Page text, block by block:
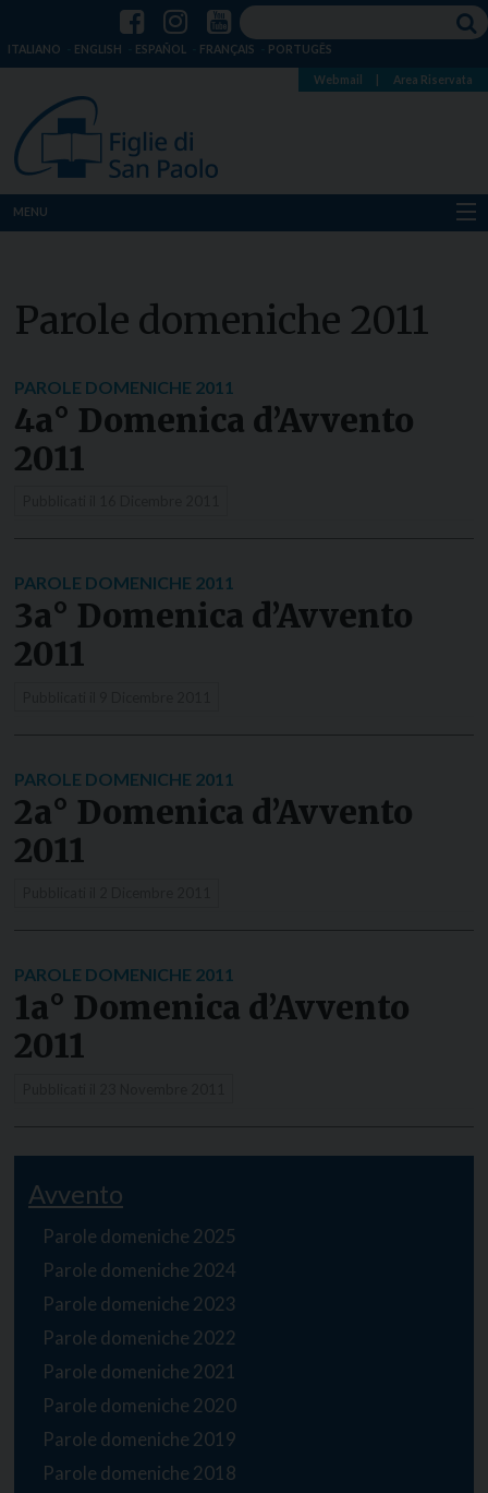
ITALIANO ENGLISH ESPAÑOL FRANÇAIS PORTUGÊS
Webmail Area Riservata
MENU
Dove siamo
Risorse
Media
Parole domeniche 2011
PAROLE DOMENICHE 2011
4a° Domenica d’Avvento
2011
PAROLE DOMENICHE 2011
3a° Domenica d’Avvento
2011
PAROLE DOMENICHE 2011
2a° Domenica d’Avvento
2011
PAROLE DOMENICHE 2011
1a° Domenica d’Avvento
2011
Avvento
Parole domeniche 2025
Parole domeniche 2024
Parole domeniche 2023
Parole domeniche 2022
Parole domeniche 2021
Parole domeniche 2020
Parole domeniche 2019
Parole domeniche 2018